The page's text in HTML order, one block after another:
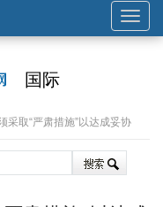
展
开
国际
采取“严肃措施”以达成妥协